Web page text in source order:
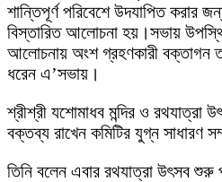
শান্তিপূর্ণ পরিবেশে উদযাপিত করার
বিস্তারিত আলোচনা হয়।সভায়
আলোচনায় অংশ গ্রহণকারী বক্তাগন
ধরেন এ’সভায়।
শ্রীশ্রী যশোমাধব মন্দির ও রথযাত্রা
বক্তব্য রাখেন কমিটির যুগ্ন সাধারণ
তিনি বলেন এবার রথযাত্রা উৎসব শুরু